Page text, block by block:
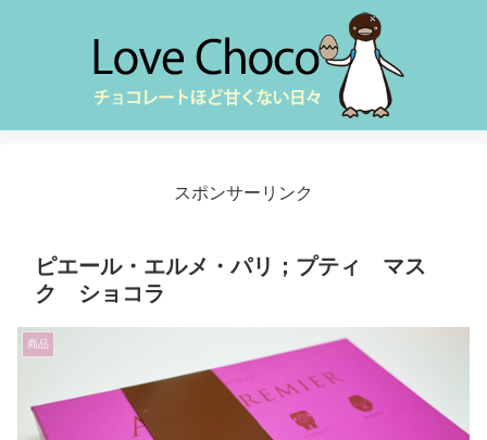
スポンサーリンク
ピエール・エルメ・パリ；プティ マス
ク ショコラ
商品